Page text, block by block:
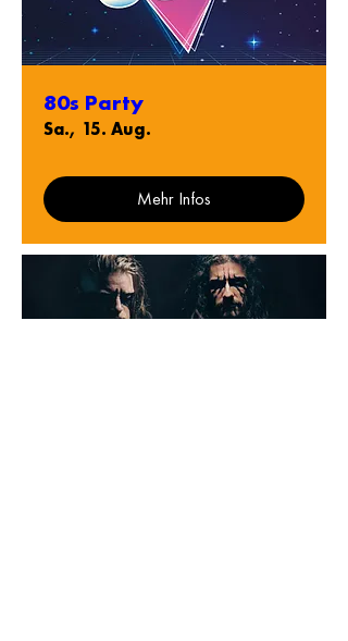
80s Party
Sa., 15. Aug.
Mehr Infos